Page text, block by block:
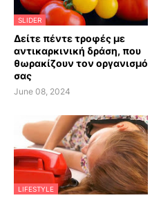
SLIDER
Δείτε πέντε τροφές με
αντικαρκινική δράση, που
θωρακίζουν τον οργανισμό
σας
June 08, 2024
LIFESTYLE